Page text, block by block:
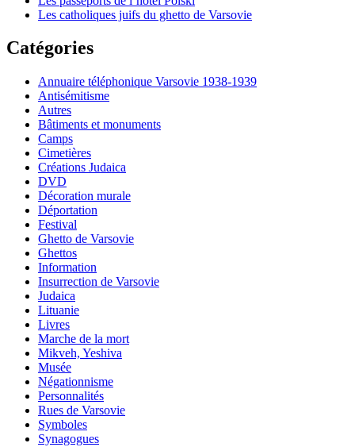
Les catholiques juifs du ghetto de Varsovie
Catégories
Annuaire téléphonique Varsovie 1938-1939
Antisémitisme
Autres
Bâtiments et monuments
Camps
Cimetières
Créations Judaica
DVD
Décoration murale
Déportation
Festival
Ghetto de Varsovie
Ghettos
Information
Insurrection de Varsovie
Judaica
Lituanie
Livres
Marche de la mort
Mikveh, Yeshiva
Musée
Négationnisme
Personnalités
Rues de Varsovie
Symboles
Synagogues